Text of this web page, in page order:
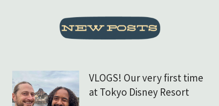
VLOGS! Our very first time
at Tokyo Disney Resort